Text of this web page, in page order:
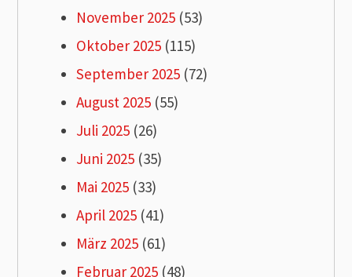
November 2025 (53)
Oktober 2025 (115)
September 2025 (72)
August 2025 (55)
Juli 2025 (26)
Juni 2025 (35)
Mai 2025 (33)
April 2025 (41)
März 2025 (61)
Februar 2025 (48)